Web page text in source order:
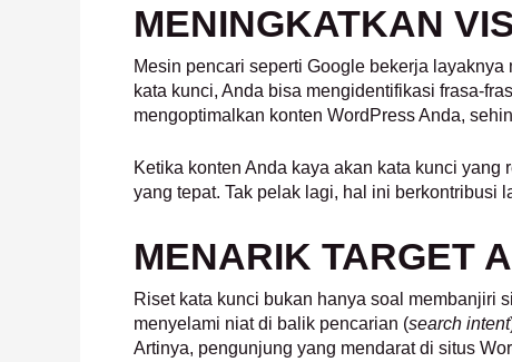
MENINGKATKAN
Mesin pencari seperti Google bekerja
kata kunci, Anda bisa mengidentifikasi frasa-
mengoptimalkan konten WordPress Anda,
Ketika konten Anda kaya akan kata kunci
yang tepat. Tak pelak lagi, hal ini berkontribusi
MENARIK TARGET
Riset kata kunci bukan hanya soal membanjiri
menyelami niat di balik pencarian (search intent
Artinya, pengunjung yang mendarat di situs